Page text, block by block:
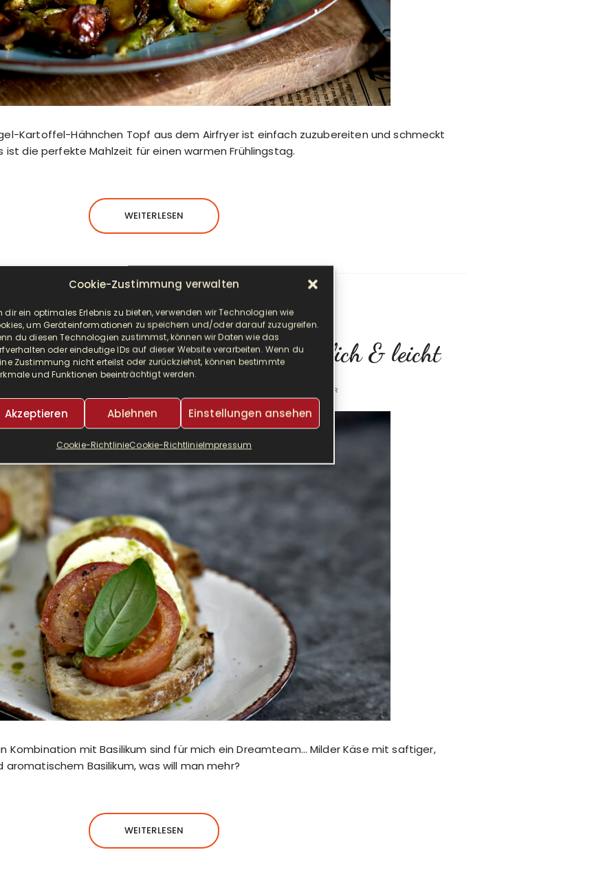
Cookie-Zustimmung verwalten
dir ein optimales Erlebnis zu bieten, verwenden wir Technologien wie
um Geräteinformationen zu speichern und/oder darauf zuzugreifen.
du diesen Technologien zustimmst, können wir Daten wie das
oder eindeutige IDs auf dieser Website verarbeiten. Wenn du
Zustimmung nicht erteilst oder zurückziehst, können bestimmte
und Funktionen beeinträchtigt werden.
Akzeptieren Ablehnen Einstellungen ansehen
Cookie-RichtlinieCookie-RichtlinieImpressum
Kartoffel-Hähnchen Topf aus dem Airfryer ist einfach zuzubereiten und schmeckt
ist die perfekte Mahlzeit für einen warmen Frühlingstag.
WEITERLESEN
AIRFRYER VORSPEISE/BEILAGE
Türmchen mit Pesto: Appetitlich & leicht
SCHREIBE EINEN KOMMENTAR
Kombination mit Basilikum sind für mich ein Dreamteam… Milder Käse mit saftiger,
Basilikum, was will man mehr?
WEITERLESEN